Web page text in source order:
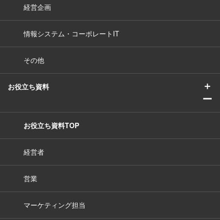
経営企画
情報システム・コーポレートIT
その他
お役立ち資料
＋
ー
お役立ち資料TOP
経営者
営業
マーケティング担当